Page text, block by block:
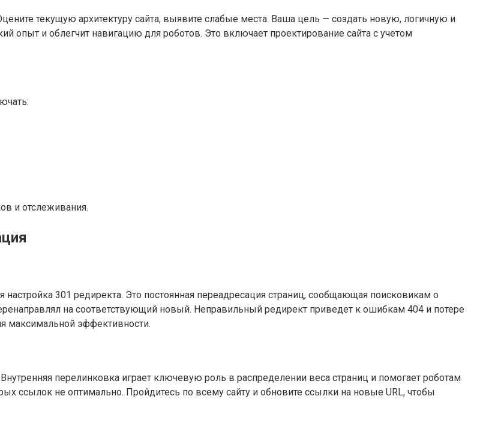
текущую архитектуру сайта, выявите слабые места. Ваша цель — создать новую, логичную и
опыт и облегчит навигацию для роботов. Это включает проектирование сайта с учетом
и отслеживания.
301 редиректа. Это постоянная переадресация страниц, сообщающая поисковикам о
на соответствующий новый. Неправильный редирект приведет к ошибкам 404 и потере
максимальной эффективности.
перелинковка играет ключевую роль в распределении веса страниц и помогает роботам
ссылок не оптимально. Пройдитесь по всему сайту и обновите ссылки на новые URL, чтобы